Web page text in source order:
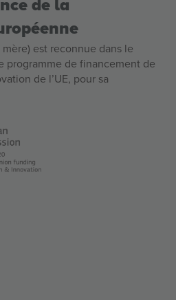
de la
est reconnue dans le
programme de financement de
de l’UE, pour sa